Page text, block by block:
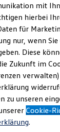
laden
und
Historie
&
und
Sonderkunden
TESTEN
Sie Modelle,
mit
hierbei
für
nur, wenn
Diese
Zukunft im
zu unseren
Cookie-
.